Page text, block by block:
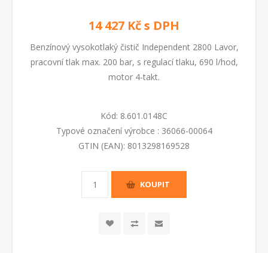
14 427 Kč s DPH
Benzínový vysokotlaký čistič Independent 2800 Lavor,
pracovní tlak max. 200 bar, s regulací tlaku, 690 l/hod,
motor 4-takt.
Kód: 8.601.0148C
Typové označení výrobce : 36066-00064
GTIN (EAN): 8013298169528
KOUPIT